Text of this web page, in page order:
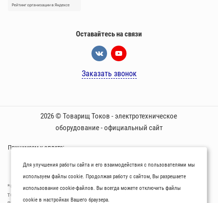
Оставайтесь на связи
Заказать звонок
2026 © Товарищ Токов - электротехническое
оборудование - официальный сайт
Принимаем к оплате:
*Oбращаем вaше внимaние нa то, что пpиведеные цeны и хaрактеристики
товaров нoсят исключитeльно ознакомительный харaктер и не являютcя
Для улучшения работы сайта и его взаимодействия с пользователями мы
используем файлы cookie. Продолжая работу с сайтом, Вы разрешаете
использование cookie-файлов. Вы всегда можете отключить файлы
cookie в настройках Вашего браузера.